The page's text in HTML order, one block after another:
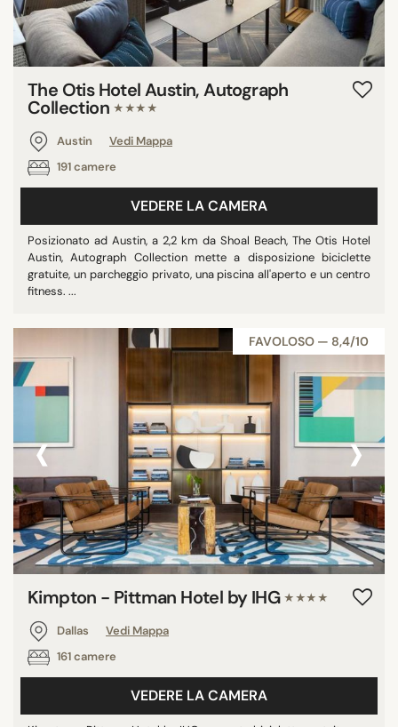
The Otis Hotel Austin, Autograph
Collection ★★★★
Austin
Vedi Mappa
191 camere
VEDERE LA CAMERA
Posizionato ad Austin, a 2,2 km da Shoal Beach, The Otis Hotel
Austin, Autograph Collection mette a disposizione biciclette
gratuite, un parcheggio privato, una piscina all'aperto e un centro
fitness. ...
FAVOLOSO — 8,4/10
‹ ›
Kimpton - Pittman Hotel by IHG ★★★★
Dallas
Vedi Mappa
161 camere
VEDERE LA CAMERA